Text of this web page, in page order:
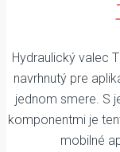
Hydraulický valec
navrhnutý pre
jednom smere. S
komponentmi je
mobilné